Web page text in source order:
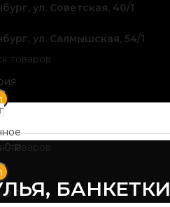
ул. Советская, 40/1
ул. Салмышская, 54/1
0₽
0 ₽ БАНКЕТКИ